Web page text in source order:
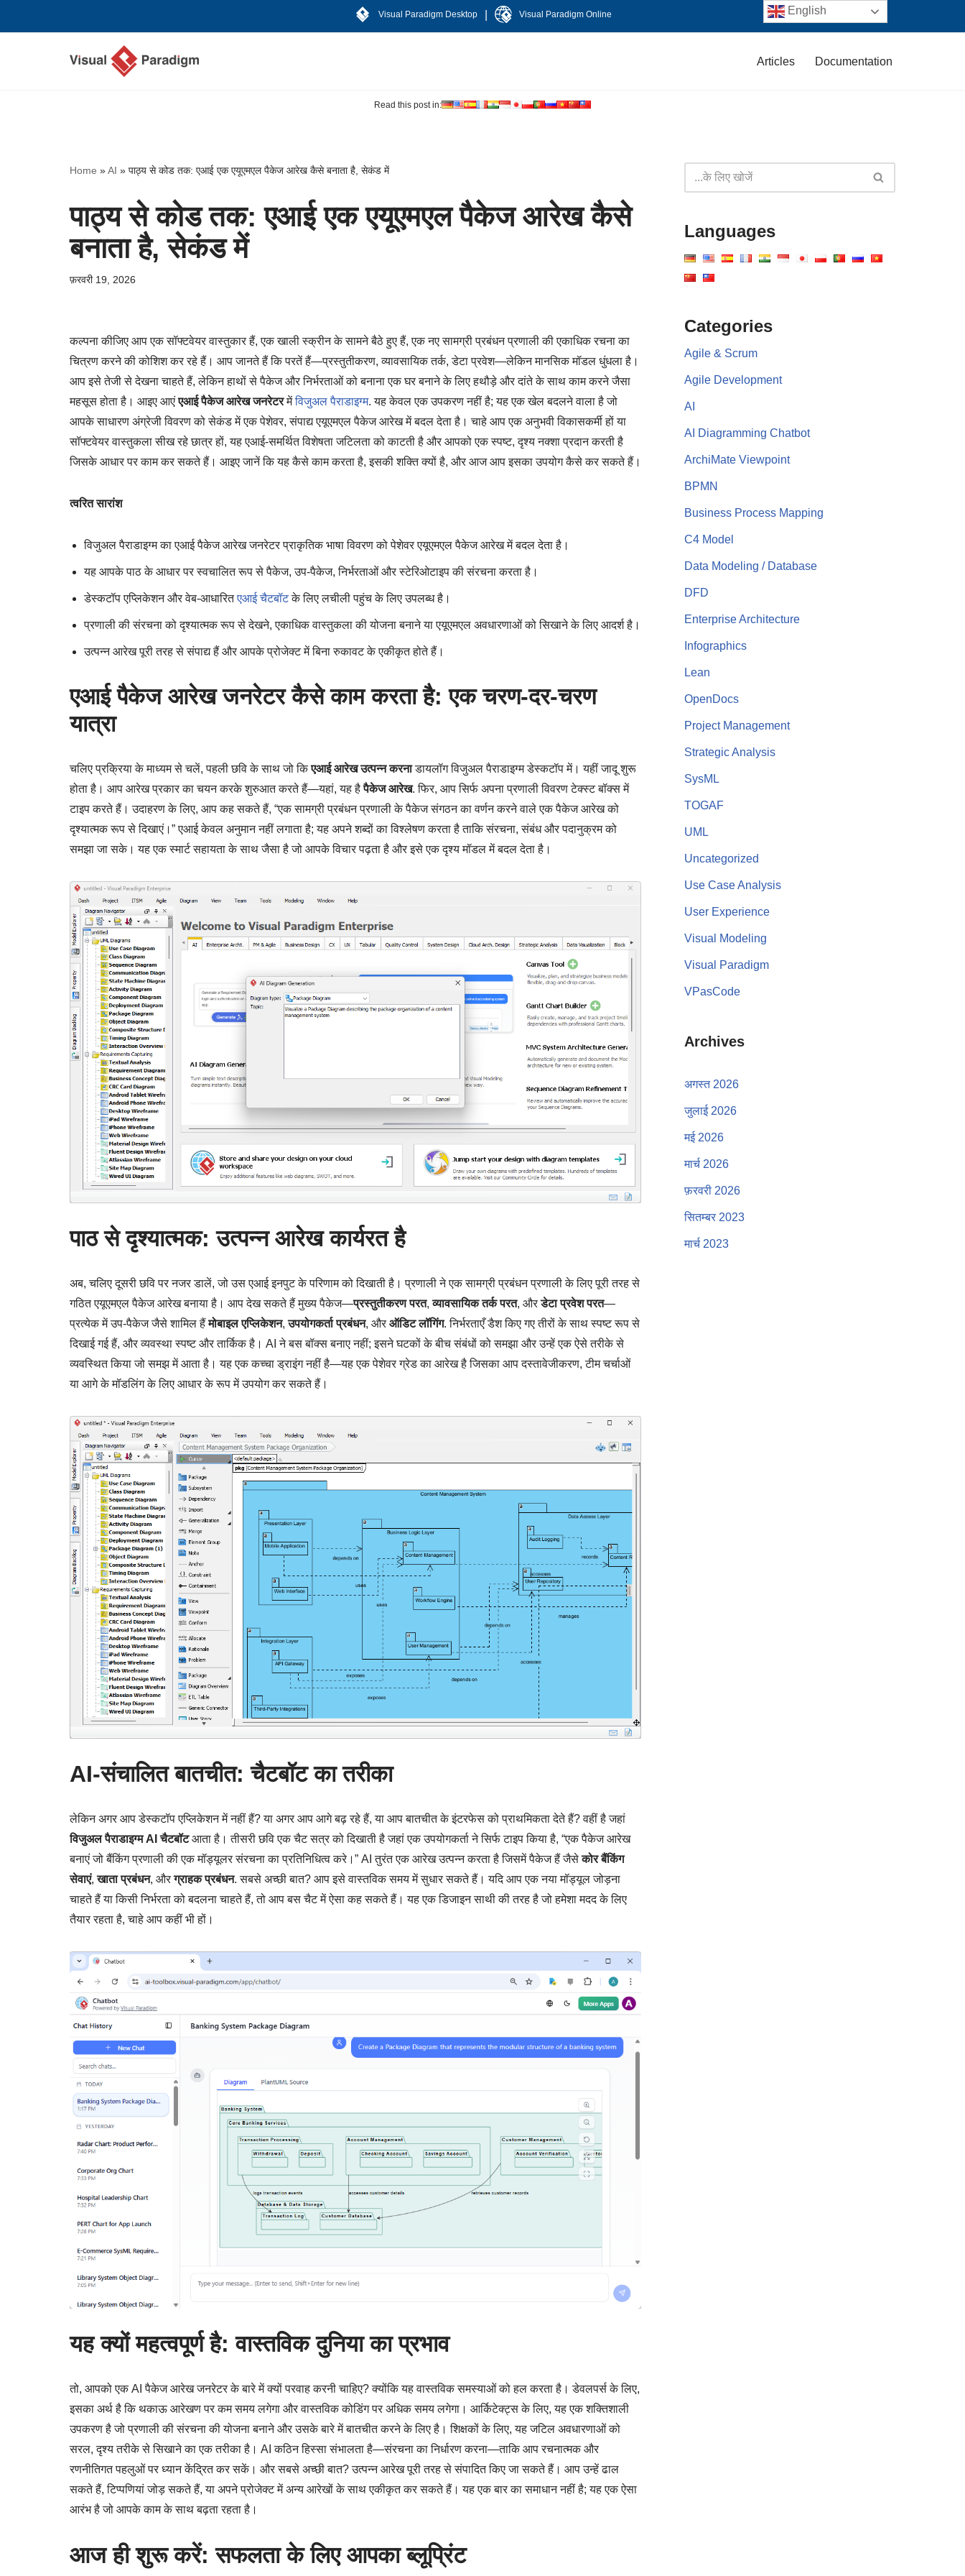
Visual Paradigm Desktop Visual Paradigm Online
Articles Documentation
Read this post in:
Home »AI » पाठ्य से कोड तक: एआई एक एयूएमएल पैकेज आरेख कैसे बनाता है, सेकंड में
पाठ्य से कोड तक: एआई एक एयूएमएल पैकेज आरेख कैसे
बनाता है, सेकंड में
फ़रवरी 19, 2026
कल्पना कीजिए आप एक सॉफ्टवेयर वास्तुकार हैं, एक खाली स्क्रीन के सामने बैठे हुए हैं, एक नए सामग्री प्रबंधन प्रणाली की एकाधिक रचना का
चित्रण करने की कोशिश कर रहे हैं। आप जानते हैं कि परतें हैं—प्रस्तुतीकरण, व्यावसायिक तर्क, डेटा प्रवेश—लेकिन मानसिक मॉडल धुंधला है।
आप इसे तेजी से देखना चाहते हैं, लेकिन हाथों से पैकेज और निर्भरताओं को बनाना एक घर बनाने के लिए हथौड़े और दांते के साथ काम करने जैसा
महसूस होता है। आइए आएंएआई पैकेज आरेख जनरेटरमेंविजुअल पैराडाइग्म. यह केवल एक उपकरण नहीं है; यह एक खेल बदलने वाला है जो
आपके साधारण अंग्रेजी विवरण को सेकंड में एक पेशेवर, संपाद्य एयूएमएल पैकेज आरेख में बदल देता है। चाहे आप एक अनुभवी विकासकर्मी हों या
सॉफ्टवेयर वास्तुकला सीख रहे छात्र हों, यह एआई-समर्थित विशेषता जटिलता को काटती है और आपको एक स्पष्ट, दृश्य नक्शा प्रदान करती है
जिसके आधार पर काम कर सकते हैं। आइए जानें कि यह कैसे काम करता है, इसकी शक्ति क्यों है, और आज आप इसका उपयोग कैसे कर सकते हैं।
त्वरित सारांश
विजुअल पैराडाइग्म का एआई पैकेज आरेख जनरेटर प्राकृतिक भाषा विवरण को पेशेवर एयूएमएल पैकेज आरेख में बदल देता है।
यह आपके पाठ के आधार पर स्वचालित रूप से पैकेज, उप-पैकेज, निर्भरताओं और स्टेरिओटाइप की संरचना करता है।
डेस्कटॉप एप्लिकेशन और वेब-आधारितएआई चैटबॉटके लिए लचीली पहुंच के लिए उपलब्ध है।
प्रणाली की संरचना को दृश्यात्मक रूप से देखने, एकाधिक वास्तुकला की योजना बनाने या एयूएमएल अवधारणाओं को सिखाने के लिए आदर्श है।
उत्पन्न आरेख पूरी तरह से संपाद्य हैं और आपके प्रोजेक्ट में बिना रुकावट के एकीकृत होते हैं।
एआई पैकेज आरेख जनरेटर कैसे काम करता है: एक चरण-दर-चरण
यात्रा
चलिए प्रक्रिया के माध्यम से चलें, पहली छवि के साथ जो किएआई आरेख उत्पन्न करनाडायलॉग विजुअल पैराडाइग्म डेस्कटॉप में। यहीं जादू शुरू
होता है। आप आरेख प्रकार का चयन करके शुरुआत करते हैं—यहां, यह हैपैकेज आरेख. फिर, आप सिर्फ अपना प्रणाली विवरण टेक्स्ट बॉक्स में
टाइप करते हैं। उदाहरण के लिए, आप कह सकते हैं, “एक सामग्री प्रबंधन प्रणाली के पैकेज संगठन का वर्णन करने वाले एक पैकेज आरेख को
दृश्यात्मक रूप से दिखाएं।” एआई केवल अनुमान नहीं लगाता है; यह अपने शब्दों का विश्लेषण करता है ताकि संरचना, संबंध और पदानुक्रम को
समझा जा सके। यह एक स्मार्ट सहायता के साथ जैसा है जो आपके विचार पढ़ता है और इसे एक दृश्य मॉडल में बदल देता है।
पाठ से दृश्यात्मक: उत्पन्न आरेख कार्यरत है
अब, चलिए दूसरी छवि पर नजर डालें, जो उस एआई इनपुट के परिणाम को दिखाती है। प्रणाली ने एक सामग्री प्रबंधन प्रणाली के लिए पूरी तरह से
गठित एयूएमएल पैकेज आरेख बनाया है। आप देख सकते हैं मुख्य पैकेज—प्रस्तुतीकरण परत,व्यावसायिक तर्क परत, औरडेटा प्रवेश परत—
प्रत्येक में उप-पैकेज जैसे शामिल हैंमोबाइल एप्लिकेशन,उपयोगकर्ता प्रबंधन, और ऑडिट लॉगिंग. निर्भरताएँ डैश किए गए तीरों के साथ स्पष्ट रूप से
दिखाई गई हैं, और व्यवस्था स्पष्ट और तार्किक है। AI ने बस बॉक्स बनाए नहीं; इसने घटकों के बीच संबंधों को समझा और उन्हें एक ऐसे तरीके से
व्यवस्थित किया जो समझ में आता है। यह एक कच्चा ड्राइंग नहीं है—यह एक पेशेवर ग्रेड का आरेख है जिसका आप दस्तावेजीकरण, टीम चर्चाओं
या आगे के मॉडलिंग के लिए आधार के रूप में उपयोग कर सकते हैं।
AI-संचालित बातचीत: चैटबॉट का तरीका
लेकिन अगर आप डेस्कटॉप एप्लिकेशन में नहीं हैं? या अगर आप आगे बढ़ रहे हैं, या आप बातचीत के इंटरफेस को प्राथमिकता देते हैं? वहीं है जहां
विजुअल पैराडाइग्म AI चैटबॉटआता है। तीसरी छवि एक चैट सत्र को दिखाती है जहां एक उपयोगकर्ता ने सिर्फ टाइप किया है, “एक पैकेज आरेख
बनाएं जो बैंकिंग प्रणाली की एक मॉड्यूलर संरचना का प्रतिनिधित्व करे।” AI तुरंत एक आरेख उत्पन्न करता है जिसमें पैकेज हैं जैसेकोर बैंकिंग
सेवाएं,खाता प्रबंधन, औरग्राहक प्रबंधन. सबसे अच्छी बात? आप इसे वास्तविक समय में सुधार सकते हैं। यदि आप एक नया मॉड्यूल जोड़ना
चाहते हैं या किसी निर्भरता को बदलना चाहते हैं, तो आप बस चैट में ऐसा कह सकते हैं। यह एक डिजाइन साथी की तरह है जो हमेशा मदद के लिए
तैयार रहता है, चाहे आप कहीं भी हों।
यह क्यों महत्वपूर्ण है: वास्तविक दुनिया का प्रभाव
तो, आपको एक AI पैकेज आरेख जनरेटर के बारे में क्यों परवाह करनी चाहिए? क्योंकि यह वास्तविक समस्याओं को हल करता है। डेवलपर्स के लिए,
इसका अर्थ है कि थकाऊ आरेखण पर कम समय लगेगा और वास्तविक कोडिंग पर अधिक समय लगेगा। आर्किटेक्ट्स के लिए, यह एक शक्तिशाली
उपकरण है जो प्रणाली की संरचना की योजना बनाने और उसके बारे में बातचीत करने के लिए है। शिक्षकों के लिए, यह जटिल अवधारणाओं को
सरल, दृश्य तरीके से सिखाने का एक तरीका है। AI कठिन हिस्सा संभालता है—संरचना का निर्धारण करना—ताकि आप रचनात्मक और
रणनीतिगत पहलुओं पर ध्यान केंद्रित कर सकें। और सबसे अच्छी बात? उत्पन्न आरेख पूरी तरह से संपादित किए जा सकते हैं। आप उन्हें ढाल
सकते हैं, टिप्पणियां जोड़ सकते हैं, या अपने प्रोजेक्ट में अन्य आरेखों के साथ एकीकृत कर सकते हैं। यह एक बार का समाधान नहीं है; यह एक ऐसा
आरंभ है जो आपके काम के साथ बढ़ता रहता है।
आज ही शुरू करें: सफलता के लिए आपका ब्लूप्रिंट
Languages
Categories
Agile & Scrum
Agile Development
AI
AI Diagramming Chatbot
ArchiMate Viewpoint
BPMN
Business Process Mapping
C4 Model
Data Modeling / Database
DFD
Enterprise Architecture
Infographics
Lean
OpenDocs
Project Management
Strategic Analysis
SysML
TOGAF
UML
Uncategorized
Use Case Analysis
User Experience
Visual Modeling
Visual Paradigm
VPasCode
Archives
अगस्त 2026
जुलाई 2026
मई 2026
मार्च 2026
फ़रवरी 2026
सितम्बर 2023
मार्च 2023
English